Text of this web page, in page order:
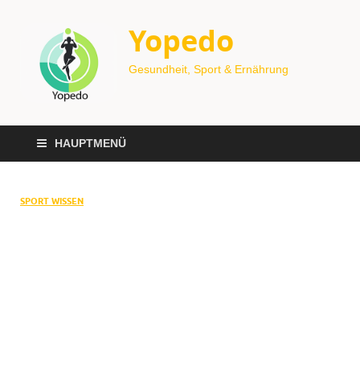
Yopedo
Gesundheit, Sport & Ernährung
HAUPTMENÜ
SPORT WISSEN